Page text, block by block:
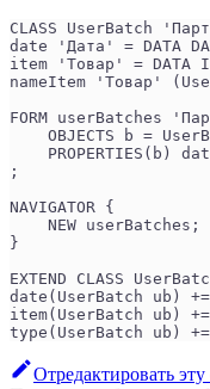
CLASS UserBatch
date 'Дата' = DATA
item 'Товар' = DATA
nameItem 'Товар'
FORM userBatches
OBJECTS b =
PROPERTIES(b)
;
NAVIGATOR {
    NEW userBatches;
}
EXTEND CLASS
date(UserBatch ub)
item(UserBatch ub)
type(UserBatch ub)
Отредактировать